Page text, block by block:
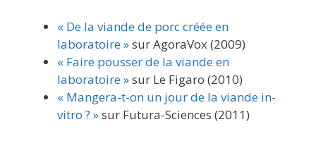
« De la viande de porc créée en
laboratoire »sur AgoraVox (2009)
« Faire pousser de la viande en
laboratoire »sur Le Figaro (2010)
« Mangera-t-on un jour de la viande in-
vitro ? »sur Futura-Sciences (2011)